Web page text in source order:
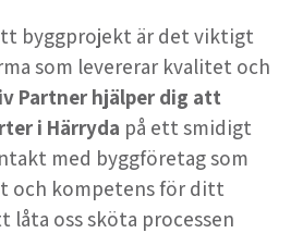
byggprojekt är det viktigt
som levererar kvalitet och
Partner hjälper dig att
i Härryda på ett smidigt
med byggföretag som
och kompetens för ditt
låta oss sköta processen